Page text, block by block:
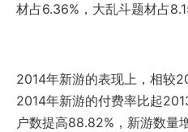
材占6.36%，大乱斗题材占
2014年新游的表现上，相较
2014年新游的付费率比起
户数提高88.82%，新游数量